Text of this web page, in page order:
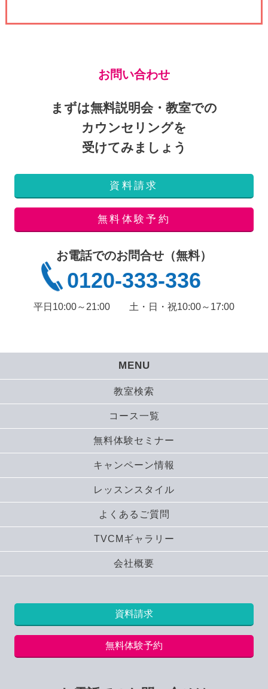
お問い合わせ
まずは無料説明会・教室での
カウンセリングを
受けてみましょう
資料請求
無料体験予約
お電話でのお問合せ（無料）
0120-333-336
平日10:00～21:00 土・日・祝10:00～17:00
MENU
教室検索
コース一覧
無料体験セミナー
キャンペーン情報
レッスンスタイル
よくあるご質問
TVCMギャラリー
会社概要
資料請求
無料体験予約